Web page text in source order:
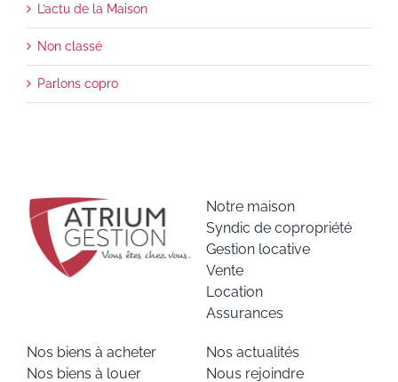
L’actu de la Maison
Non classé
Parlons copro
Notre maison
Syndic de copropriété
Gestion locative
Vente
Location
Assurances
Nos biens à acheter
Nos biens à louer
Nos actualités
Nous rejoindre